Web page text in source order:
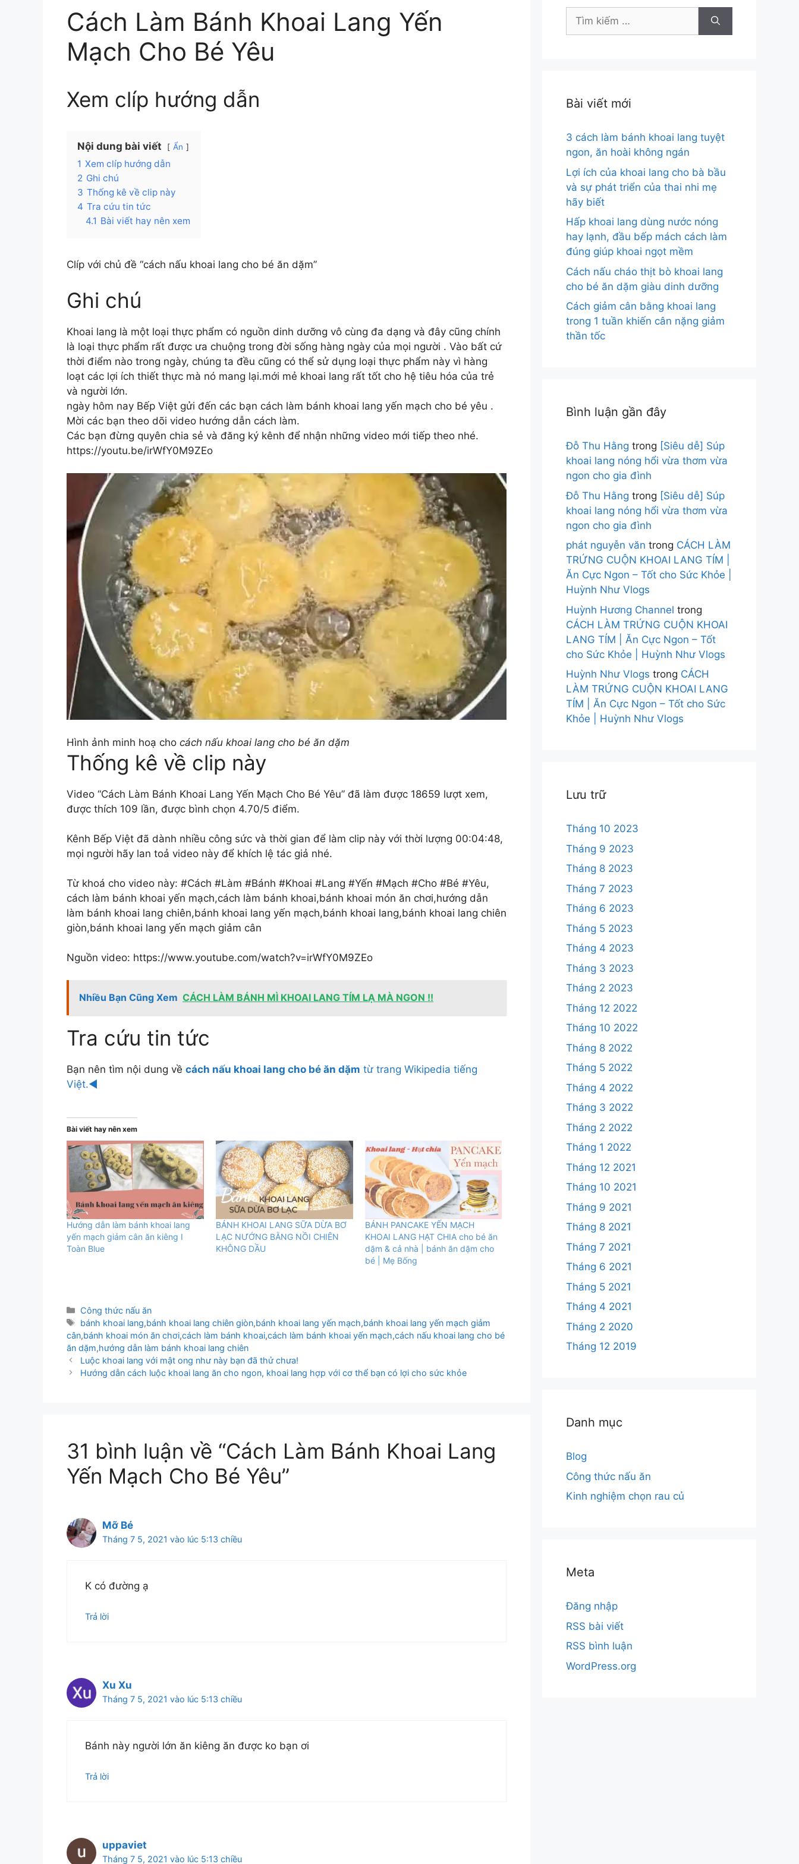
Cách Làm Bánh Khoai Lang Yến
Mạch Cho Bé Yêu
Xem clíp hướng dẫn
Nội dung bài viết Ẩn
1 Xem clíp hướng dẫn
2 Ghi chú
3 Thống kê về clip này
4 Tra cứu tin tức
4.1 Bài viết hay nên xem
Clíp với chủ đề “cách nấu khoai lang cho bé ăn dặm”
Ghi chú
Khoai lang là một loại thực phẩm có nguồn dinh dưỡng vô cùng đa dạng và đây cũng chính
là loại thực phẩm rất được ưa chuộng trong đời sống hàng ngày của mọi người . Vào bất cứ
thời điểm nào trong ngày, chúng ta đều cũng có thể sử dụng loại thực phẩm này vì hàng
loạt các lợi ích thiết thực mà nó mang lại.mới mẻ khoai lang rất tốt cho hệ tiêu hóa của trẻ
và người lớn.
ngày hôm nay Bếp Việt gửi đến các bạn cách làm bánh khoai lang yến mạch cho bé yêu .
Mời các bạn theo dõi video hướng dẫn cách làm.
Các bạn đừng quyên chia sẻ và đăng ký kênh để nhận những video mới tiếp theo nhé.
https://youtu.be/irWfY0M9ZEo
Hình ảnh minh hoạ cho cách nấu khoai lang cho bé ăn dặm
Thống kê về clip này
Video “Cách Làm Bánh Khoai Lang Yến Mạch Cho Bé Yêu” đã làm được 18659 lượt xem,
được thích 109 lần, được bình chọn 4.70/5 điểm.
Kênh Bếp Việt đã dành nhiều công sức và thời gian để làm clip này với thời lượng 00:04:48,
mọi người hãy lan toả video này để khích lệ tác giả nhé.
Từ khoá cho video này: #Cách #Làm #Bánh #Khoai #Lang #Yến #Mạch #Cho #Bé #Yêu,
cách làm bánh khoai yến mạch,cách làm bánh khoai,bánh khoai món ăn chơi,hướng dẫn
làm bánh khoai lang chiên,bánh khoai lang yến mạch,bánh khoai lang,bánh khoai lang chiên
giòn,bánh khoai lang yến mạch giảm cân
Nguồn video: https://www.youtube.com/watch?v=irWfY0M9ZEo
Nhiều Bạn Cũng Xem CÁCH LÀM BÁNH MÌ KHOAI LANG TÍM LẠ MÀ NGON !!
Tra cứu tin tức
Bạn nên tìm nội dung về cách nấu khoai lang cho bé ăn dặm từ trang Wikipedia tiếng
Việt.◄
Bài viết hay nên xem
Hướng dẫn làm bánh khoai lang
yến mạch giảm cân ăn kiêng I
Toàn Blue
BÁNH KHOAI LANG SỮA DỪA BƠ
LẠC NƯỚNG BẰNG NỒI CHIÊN
KHÔNG DẦU
BÁNH PANCAKE YẾN MẠCH
KHOAI LANG HẠT CHIA cho bé ăn
dặm & cả nhà | bánh ăn dặm cho
bé | Mẹ Bống
Danh
mục
Công thức nấu ăn
Thẻ
bánh khoai lang,bánh khoai lang chiên giòn,bánh khoai lang yến mạch,bánh khoai lang yến mạch giảm
cân,bánh khoai món ăn chơi,cách làm bánh khoai,cách làm bánh khoai yến mạch,cách nấu khoai lang cho bé
ăn dặm,hướng dẫn làm bánh khoai lang chiên
Luộc khoai lang với mật ong như này bạn đã thử chưa!
Hướng dẫn cách luộc khoai lang ăn cho ngon, khoai lang hợp với cơ thể bạn có lợi cho sức khỏe
31 bình luận về “Cách Làm Bánh Khoai Lang
Yến Mạch Cho Bé Yêu”
Mỡ Bé
Tháng 7 5, 2021 vào lúc 5:13 chiều
K có đường ạ
Trả lời
Xu Xu
Tháng 7 5, 2021 vào lúc 5:13 chiều
Bánh này người lớn ăn kiêng ăn được ko bạn ơi
Trả lời
uppaviet
Tháng 7 5, 2021 vào lúc 5:13 chiều
Tìm
Bài viết mới
3 cách làm bánh khoai lang tuyệt
ngon, ăn hoài không ngán
Lợi ích của khoai lang cho bà bầu
và sự phát triển của thai nhi mẹ
hãy biết
Hấp khoai lang dùng nước nóng
hay lạnh, đầu bếp mách cách làm
đúng giúp khoai ngọt mềm
Cách nấu cháo thịt bò khoai lang
cho bé ăn dặm giàu dinh dưỡng
Cách giảm cân bằng khoai lang
trong 1 tuần khiến cân nặng giảm
thần tốc
Bình luận gần đây
Đỗ Thu Hằng trong [Siêu dễ] Súp
khoai lang nóng hổi vừa thơm vừa
ngon cho gia đình
Đỗ Thu Hằng trong [Siêu dễ] Súp
khoai lang nóng hổi vừa thơm vừa
ngon cho gia đình
phát nguyễn văn trong CÁCH LÀM
TRỨNG CUỘN KHOAI LANG TÍM |
Ăn Cực Ngon – Tốt cho Sức Khỏe |
Huỳnh Như Vlogs
Huỳnh Hương Channel trong
CÁCH LÀM TRỨNG CUỘN KHOAI
LANG TÍM | Ăn Cực Ngon – Tốt
cho Sức Khỏe | Huỳnh Như Vlogs
Huỳnh Như Vlogs trong CÁCH
LÀM TRỨNG CUỘN KHOAI LANG
TÍM | Ăn Cực Ngon – Tốt cho Sức
Khỏe | Huỳnh Như Vlogs
Lưu trữ
Tháng 10 2023
Tháng 9 2023
Tháng 8 2023
Tháng 7 2023
Tháng 6 2023
Tháng 5 2023
Tháng 4 2023
Tháng 3 2023
Tháng 2 2023
Tháng 12 2022
Tháng 10 2022
Tháng 8 2022
Tháng 5 2022
Tháng 4 2022
Tháng 3 2022
Tháng 2 2022
Tháng 1 2022
Tháng 12 2021
Tháng 10 2021
Tháng 9 2021
Tháng 8 2021
Tháng 7 2021
Tháng 6 2021
Tháng 5 2021
Tháng 4 2021
Tháng 2 2020
Tháng 12 2019
Danh mục
Blog
Công thức nấu ăn
Kinh nghiệm chọn rau củ
Meta
Đăng nhập
RSS bài viết
RSS bình luận
WordPress.org